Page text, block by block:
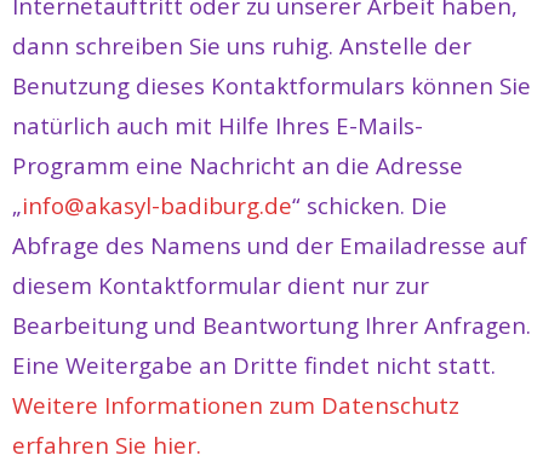
Kontakt
Datenschutz & Impresssum
dann schreiben Sie uns ruhig. Anstelle der
Benutzung dieses Kontaktformulars können Sie
natürlich auch mit Hilfe Ihres E-Mails-
Programm eine Nachricht an die Adresse
„info@akasyl-badiburg.de“ schicken. Die
Abfrage des Namens und der Emailadresse auf
diesem Kontaktformular dient nur zur
Bearbeitung und Beantwortung Ihrer Anfragen.
Eine Weitergabe an Dritte findet nicht statt.
Weitere Informationen zum Datenschutz
erfahren Sie hier.